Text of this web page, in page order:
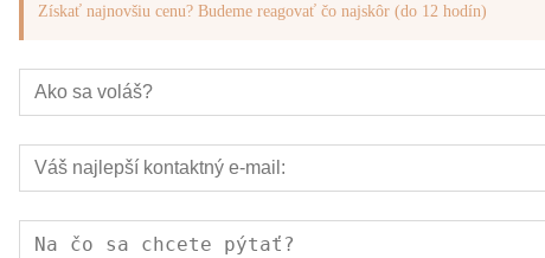
Získať najnovšiu cenu? Budeme reagovať čo najskôr (do 12 hodín)